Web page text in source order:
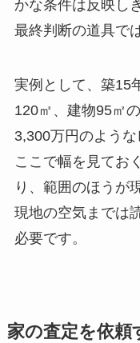
かな条件は反映し
最終判断の道具で
実例として、築15
120㎡、建物95㎡
3,300万円のような
ここで幅を見てお
り、範囲のほうが
現地の空気までは
必要です。
家の査定を依頼